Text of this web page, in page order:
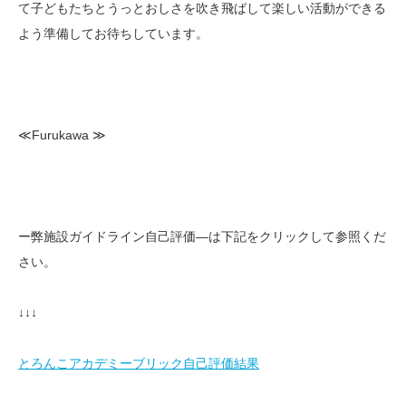
て子どもたちとうっとおしさを吹き飛ばして楽しい活動ができる
よう準備してお待ちしています。
≪Furukawa ≫
ー弊施設ガイドライン自己評価—は下記をクリックして参照くだ
さい。
↓↓↓
とろんこアカデミーブリック自己評価結果